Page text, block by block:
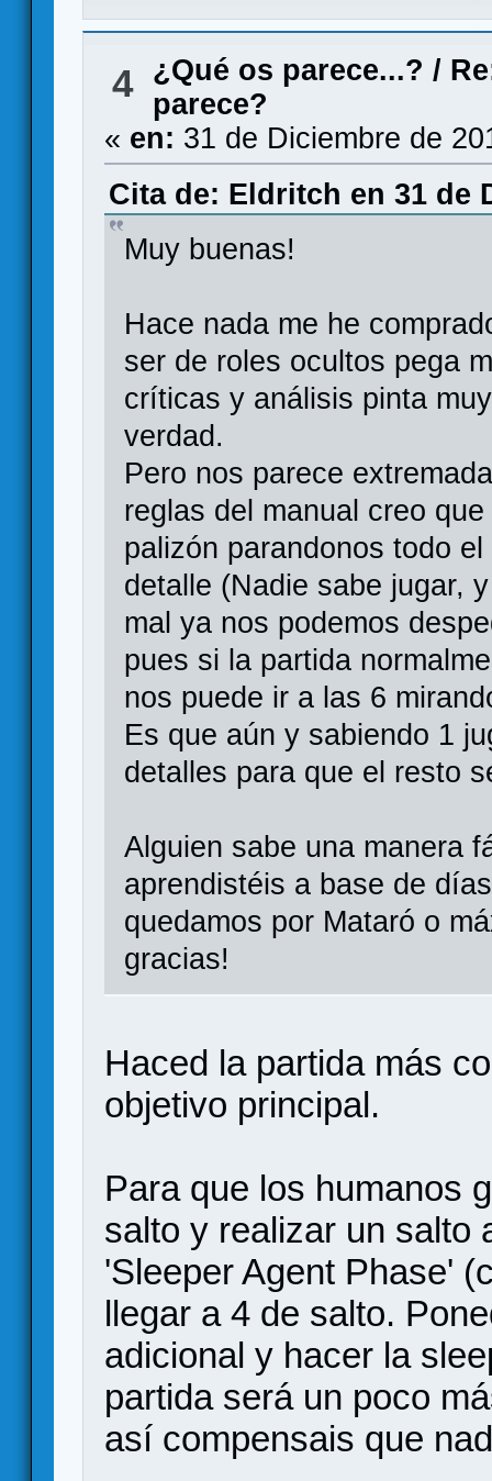
4 ¿Qué os parece...? /
parece?
« en: 31 de Diciembre de
Cita de: Eldritch en 31 de
Muy buenas!
Hace nada me he
ser de roles ocultos pega
críticas y análisis pinta
verdad.
Pero nos parece
reglas del manual creo
palizón parandonos todo
detalle (Nadie sabe jugar,
mal ya nos podemos
pues si la partida
nos puede ir a las 6
Es que aún y sabiendo 1
detalles para que el resto
Alguien sabe una manera
aprendistéis a base de
quedamos por Mataró o
gracias!
Haced la partida más
objetivo principal.
Para que los humanos
salto y realizar un salto
'Sleeper Agent Phase'
llegar a 4 de salto.
adicional y hacer la
partida será un poco
así compensais que